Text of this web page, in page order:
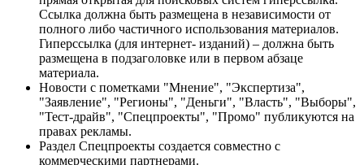
Ссылка должна быть размещена в независимости от
полного либо частичного использования материалов.
Гиперссылка (для интернет- изданий) – должна быть
размещена в подзаголовке или в первом абзаце
материала.
Новости с пометками "Мнение", "Экспертиза",
"Заявление", "Регионы", "Деньги", "Власть", "Выборы",
"Тест-драйв", "Спецпроекты", "Промо" публикуются на
правах рекламы.
Раздел Спецпроекты создается совместно с
коммерческими партнерами.